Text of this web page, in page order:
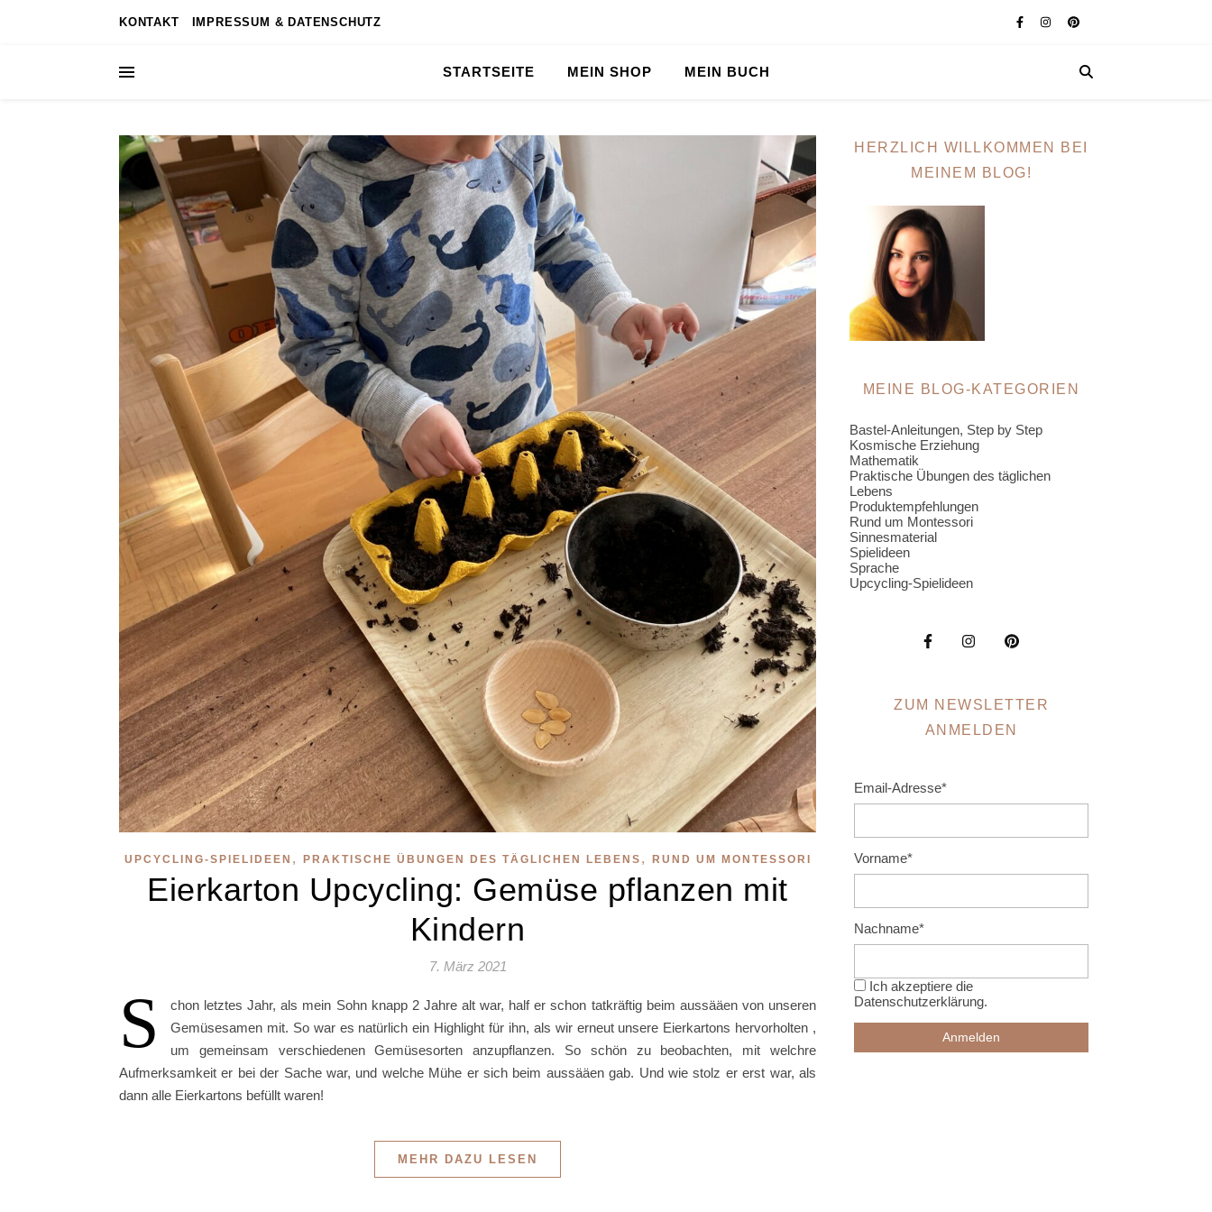
KONTAKT IMPRESSUM & DATENSCHUTZ
STARTSEITE MEIN SHOP MEIN BUCH
UPCYCLING-SPIELIDEEN , PRAKTISCHE ÜBUNGEN DES TÄGLICHEN LEBENS , RUND UM MONTESSORI
Eierkarton Upcycling: Gemüse pflanzen mit
Kindern
7. März 2021
S
chon letztes Jahr, als mein Sohn knapp 2 Jahre alt war, half er schon tatkräftig beim aussääen von unseren
Gemüsesamen mit. So war es natürlich ein Highlight für ihn, als wir erneut unsere Eierkartons hervorholten ,
um gemeinsam verschiedenen Gemüsesorten anzupflanzen. So schön zu beobachten, mit welchre
Aufmerksamkeit er bei der Sache war, und welche Mühe er sich beim aussääen gab. Und wie stolz er erst war, als
dann alle Eierkartons befüllt waren!
MEHR DAZU LESEN
HERZLICH WILLKOMMEN BEI
MEINEM BLOG!
MEINE BLOG-KATEGORIEN
Bastel-Anleitungen, Step by Step
Kosmische Erziehung
Mathematik
Praktische Übungen des täglichen
Lebens
Produktempfehlungen
Rund um Montessori
Sinnesmaterial
Spielideen
Sprache
Upcycling-Spielideen
ZUM NEWSLETTER
ANMELDEN
Email-Adresse*
Vorname*
Nachname*
Ich akzeptiere die
Datenschutzerklärung.